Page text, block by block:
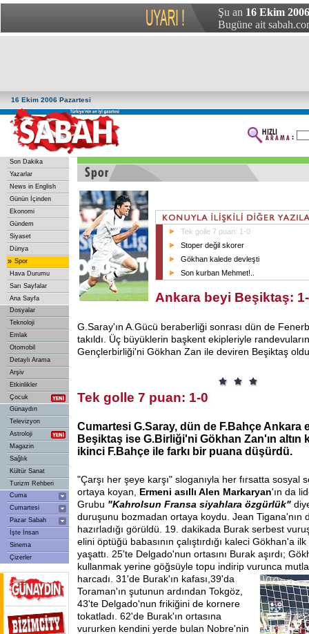
Şu an 16 Ekim
Bugüne ait
16 Ekim 2006 Pazartesi
Son Dakika
Yazarlar
News in English
Günün İçinden
Ekonomi
Gündem
Siyaset
Dünya
» Spor
Hava Durumu
Sarı Sayfalar
Ana Sayfa
Dosyalar
Teknoloji
Emlak
Otomobil
Detaylı Arama
Arşiv
Etkinlikler
Çocuk
Günaydın
Televizyon
Astroloji
Magazin
Sağlık
Kültür Sanat
Turizm Rehberi
Cuma
Cumartesi
Pazar Sabah
İşte İnsan
Sinema
Çizerler
Tek golle 7 puan: 1-0
Stoper değil skorer
Gökhan kalede devleşti
Son kurban Mehmet!..
Ankara beyi Beşiktaş:
G.Saray'ın A.Gücü beraberliği sonrası dün de
takıldı. Üç büyüklerin başkent ekipleriyle
Gençlerbirliği'ni Gökhan Zan ile deviren Beşiktaş
Tek golle 7 puan: 1-0
Cumartesi G.Saray, dün de F.Bahçe Ankara
Beşiktaş ise G.Birliği'ni Gökhan Zan'ın altın
ikinci F.Bahçe ile farkı bir puana düşürdü.
"Çarşı her şeye karşı" sloganıyla her fırsatta sosyal
ortaya koyan, Ermeni asıllı Alen Markaryan'ın da
Grubu "Kahrolsun Fransa siyahlara özgürlük"
duruşunu bozmadan ortaya koydu. Jean Tigana'nın
hazırladığı görüldü. 19. dakikada Burak serbest
elini öptüğü babasının çalıştırdığı kaleci Gökhan'a
yaşattı. 25'te Delgado'nun ortasını Burak aşırdı;
kullanmak yerine göğsüyle topu indirip vurunca
harcadı. 31'de Burak'ın kafası, 39'da
Toraman'ın şutunun ardından Tokgöz,
43'te Delgado'nun frikiğini de kornere
tokatladı. 62'de Burak'ın ortasına
vururken kendini yerde bulan Nobre'nin